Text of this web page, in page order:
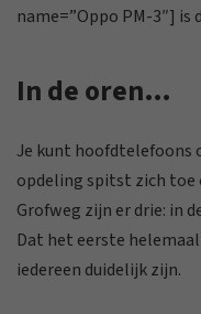
name=”Oppo PM-3″] is
In de oren…
Je kunt hoofdtelefoons
opdeling spitst zich toe
Grofweg zijn er drie: in
Dat het eerste
iedereen duidelijk zijn.